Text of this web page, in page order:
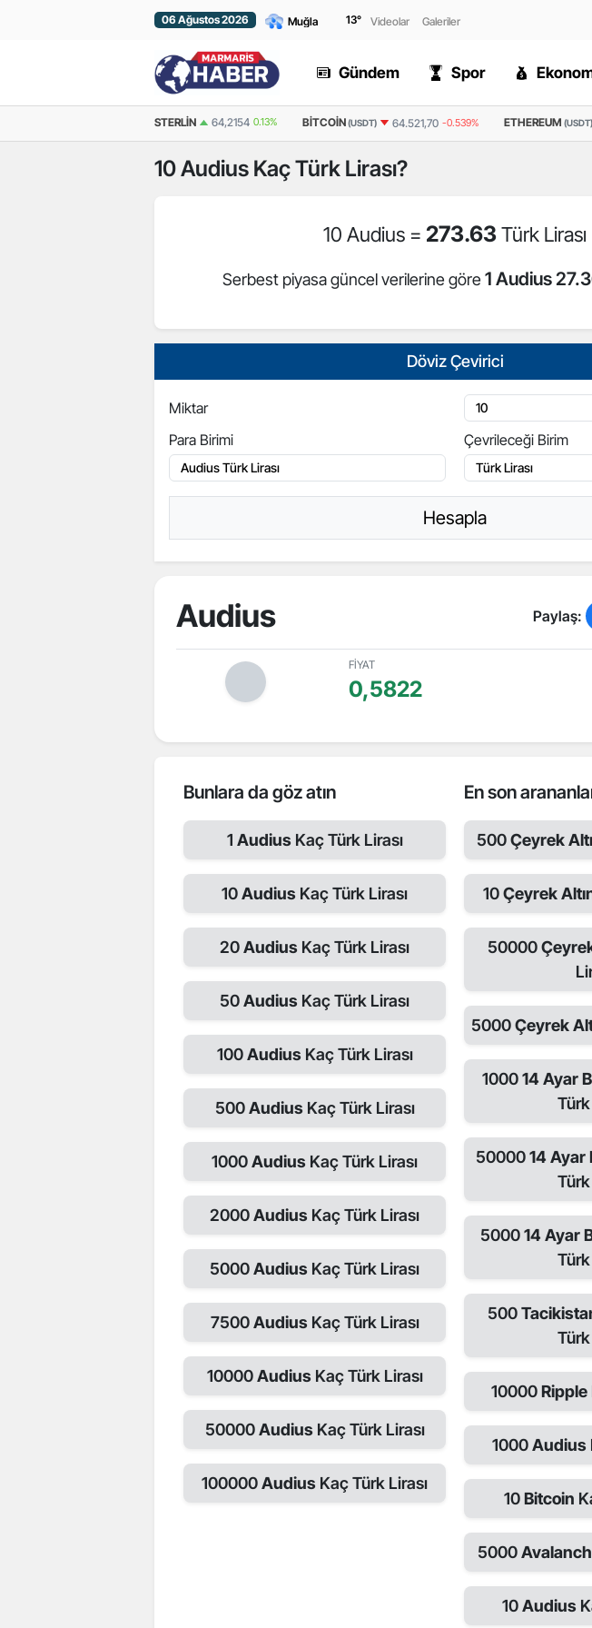
06 Ağustos 2026 13° Videolar Galeriler
Gündem Spor
STERLIN 64,2154 0.13% BITCOIN(USDT) 64.521,70 -0.539% ETHEREUM (USDT)
10Audius Kaç Türk Lirası?
10 Audius = 273.63Türk Lirası
Serbest piyasa güncel verilerine göre 1 Audius
Döviz Çevirici
Miktar
Para Birimi
Çevrileceği Birim
Hesapla
Audius Paylaş:
FİYAT
0,5822
Bunlara da göz atın
1 Audius Kaç Türk Lirası
10Audius Kaç Türk Lirası
20Audius Kaç Türk Lirası
50Audius Kaç Türk Lirası
100Audius Kaç Türk Lirası
500Audius Kaç Türk Lirası
1000Audius Kaç Türk Lirası
2000Audius Kaç Türk Lirası
5000Audius Kaç Türk Lirası
7500Audius Kaç Türk Lirası
10000Audius Kaç Türk Lirası
50000Audius Kaç Türk Lirası
100000Audius Kaç Türk Lirası
En son
500Çeyrek
10Çeyrek
50000
5000Çeyrek
100014 Ayar
Türk
5000014 Ayar
Türk
500014 Ayar
Türk
500
Türk
10000Ripple
1000Audius
10Bitcoin
5000
10Audius